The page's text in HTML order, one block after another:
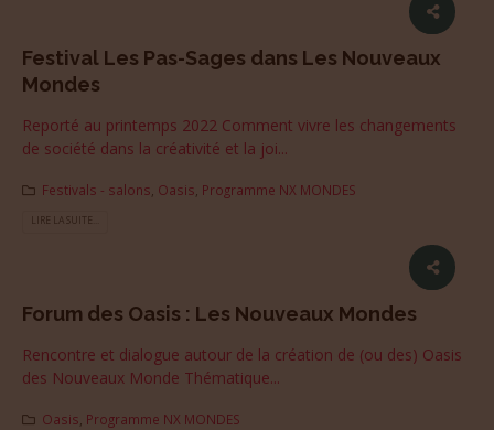
Festival Les Pas-Sages dans Les Nouveaux
Mondes
Reporté au printemps 2022 Comment vivre les changements
de société dans la créativité et la joi...
Festivals - salons Oasis Programme NX MONDES
LIRE LA SUITE...
Forum des Oasis : Les Nouveaux Mondes
Rencontre et dialogue autour de la création de (ou des) Oasis
des Nouveaux Monde Thématique...
Oasis Programme NX MONDES